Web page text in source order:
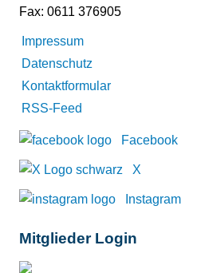
Fax: 0611 376905
Impressum
Datenschutz
Kontaktformular
RSS-Feed
Facebook
X
Instagram
Mitglieder Login